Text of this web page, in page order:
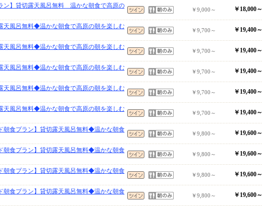
】貸切露天風呂無料 温かな朝食で高原の
￥9,000～ ￥18,000～
天風呂無料◆温かな朝食で高原の朝を楽しむ
￥9,700～ ￥19,400～
天風呂無料◆温かな朝食で高原の朝を楽しむ
￥9,700～ ￥19,400～
天風呂無料◆温かな朝食で高原の朝を楽しむ
￥9,700～ ￥19,400～
天風呂無料◆温かな朝食で高原の朝を楽しむ
￥9,700～ ￥19,400～
天風呂無料◆温かな朝食で高原の朝を楽しむ
￥9,700～ ￥19,400～
朝食プラン】貸切露天風呂無料◆温かな朝食
￥9,800～ ￥19,600～
朝食プラン】貸切露天風呂無料◆温かな朝食
￥9,800～ ￥19,600～
朝食プラン】貸切露天風呂無料◆温かな朝食
￥9,800～ ￥19,600～
朝食プラン】貸切露天風呂無料◆温かな朝食
￥9,800～ ￥19,600～